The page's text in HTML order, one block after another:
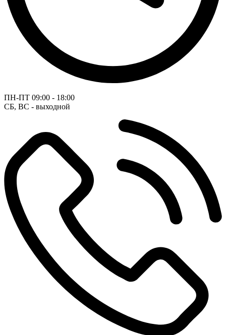
ПН-ПТ 09:00 - 18:00
СБ, ВС - выходной